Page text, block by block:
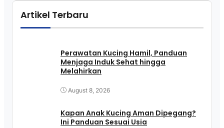
Artikel Terbaru
Perawatan Kucing Hamil, Panduan
Menjaga Induk Sehat hingga
Melahirkan
August 8, 2026
Kapan Anak Kucing Aman Dipegang?
Ini Panduan Sesuai Usia